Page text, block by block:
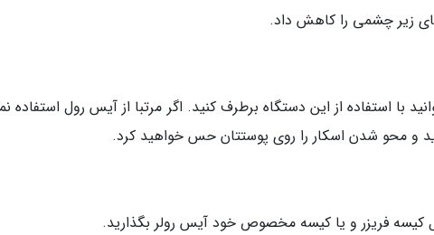
زیر چشمی را کاهش داد.
استفاده از این دستگاه برطرف کنید. اگر مرتبا از آیس رول استفاده
و محو شدن اسکار را روی پوستتان حس خواهید کرد.
کیسه فریزر و یا کیسه مخصوص خود آیس رولر بگذارید.